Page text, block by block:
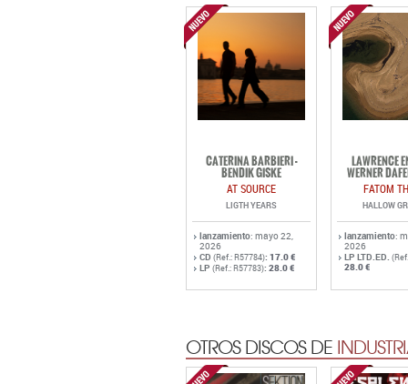
CATERINA BARBIERI -
BENDIK GISKE
AT SOURCE
LIGTH YEARS
lanzamiento: mayo 22,
2026
CD (Ref.: R57784): 17.0 €
LP (Ref.: R57783): 28.0 €
LAWRENCE
WERNER
FATOM
HALLOW
lanzamiento:
2026
LP LTD.ED.
28.0 €
OTROS DISCOS DE